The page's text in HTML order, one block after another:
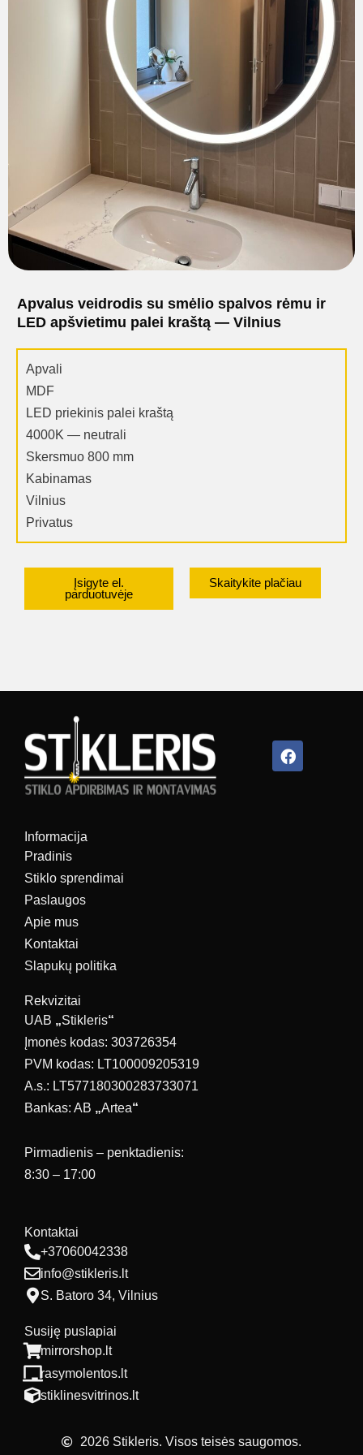
Apvalus veidrodis su smėlio spalvos rėmu ir
LED apšvietimu palei kraštą — Vilnius
Apvali
MDF
LED priekinis palei kraštą
4000K — neutrali
Skersmuo 800 mm
Kabinamas
Vilnius
Privatus
Įsigyte el.
parduotuvėje
Skaitykite plačiau
Facebook
Informacija
Pradinis
Stiklo sprendimai
Paslaugos
Apie mus
Kontaktai
Slapukų politika
Rekvizitai
UAB „Stikleris“
Įmonės kodas: 303726354
PVM kodas: LT100009205319
A.s.: LT577180300283733071
Bankas: AB „Artea“
Pirmadienis – penktadienis:
8:30 – 17:00
Kontaktai
+37060042338
info@stikleris.lt
S. Batoro 34, Vilnius
Susiję puslapiai
mirrorshop.lt
rasymolentos.lt
stiklinesvitrinos.lt
2026 Stikleris. Visos teisės saugomos.